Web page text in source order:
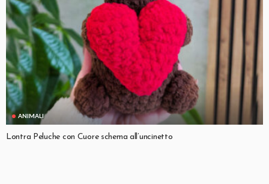
ANIMALI
Lontra Peluche con Cuore schema all’uncinetto